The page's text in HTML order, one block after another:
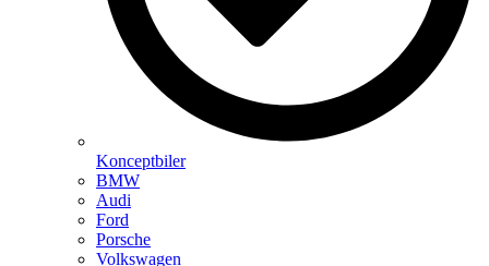
Konceptbiler
BMW
Audi
Ford
Porsche
Volkswagen